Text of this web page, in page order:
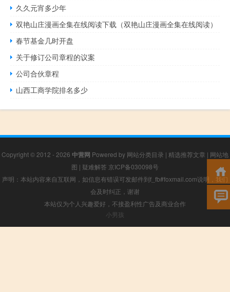
久久元宵多少年
双艳山庄漫画全集在线阅读下载（双艳山庄漫画全集在线阅读）
春节基金几时开盘
关于修订公司章程的议案
公司合伙章程
山西工商学院排名多少
Copyright © 2012 - 2026 中营网 Powered by 网站分类目录 | 精选推荐文章 | 网站地
图 | 疑难解答 京ICP备030098号
声明：本站内容来自互联网，如信息有错误可发邮件到f_fb#foxmail.com说明，我们
会及时纠正，谢谢
本站仅为个人兴趣爱好，不接盈利性广告及商业合作
小男孩